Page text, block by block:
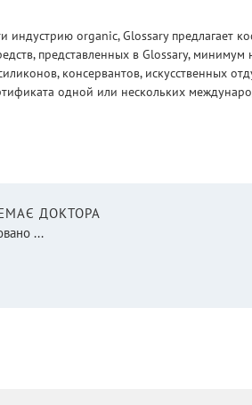
индустрию organic, Glossary предлагает
представленных в Glossary,
консервантов, искусственных
одной или нескольких
ДОКТОРА
...